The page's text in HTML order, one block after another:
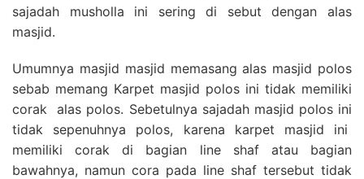
sajadah musholla ini sering di sebut dengan alas
masjid.
Umumnya masjid masjid memasang alas masjid polos
sebab memang Karpet masjid polos ini tidak memiliki
corak alas polos. Sebetulnya sajadah masjid polos ini
tidak sepenuhnya polos, karena karpet masjid ini
memiliki corak di bagian line shaf atau bagian
bawahnya, namun cora pada line shaf tersebut tidak